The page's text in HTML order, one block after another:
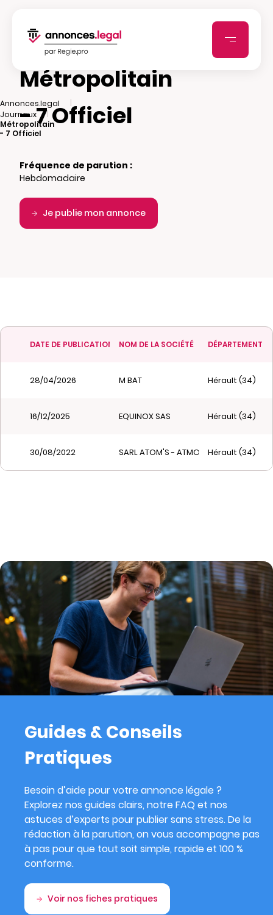
Annonces.legal
|
Journaux
|
Métropolitain
- 7 Officiel
Métropolitain
- 7 Officiel
Fréquence de parution :
Hebdomadaire
Je publie mon annonce
DATE DE PUBLICATION NOM DE LA SOCIÉTÉ DÉPARTEMENT
28/04/2026 M BAT Hérault (34)
16/12/2025 EQUINOX SAS Hérault (34)
30/08/2022 SARL ATOM'S - ATMOSPHERESHérault (34)
Guides & Conseils
Pratiques
Besoin d’aide pour votre annonce légale ?
Explorez nos guides clairs, notre FAQ et nos
astuces d’experts pour publier sans stress. De la
rédaction à la parution, on vous accompagne pas
à pas pour que tout soit simple, rapide et 100 %
conforme.
Voir nos fiches pratiques